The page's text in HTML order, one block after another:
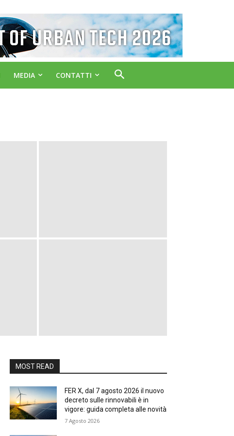
MEDIA CONTATTI
MOST READ
FER X, dal 7 agosto 2026 il nuovo
decreto sulle rinnovabili è in
vigore: guida completa alle novità
7 Agosto 2026